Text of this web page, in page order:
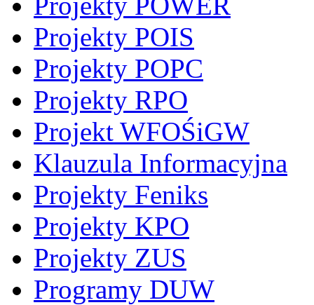
Projekty POIS
Projekty POPC
Projekty RPO
Projekt WFOŚiGW
Klauzula Informacyjna
Projekty Feniks
Projekty KPO
Projekty ZUS
Programy DUW